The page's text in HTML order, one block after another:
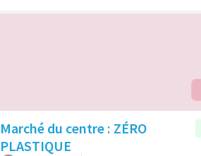
Marché du centre : ZÉRO
PLASTIQUE